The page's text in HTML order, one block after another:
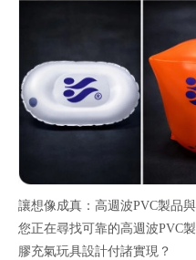
讓想像成真：高週波PVC製品
您正在尋找可靠的高週波PVC
膠充氣玩具設計付諸實現？